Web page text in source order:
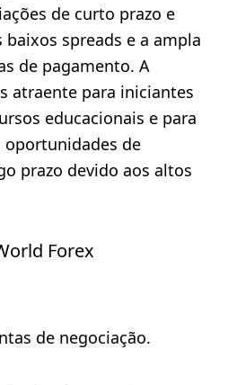
de curto prazo e
spreads e a ampla
de pagamento. A
atraente para iniciantes
educacionais e para
oportunidades de
prazo devido aos altos
Forex
de negociação.